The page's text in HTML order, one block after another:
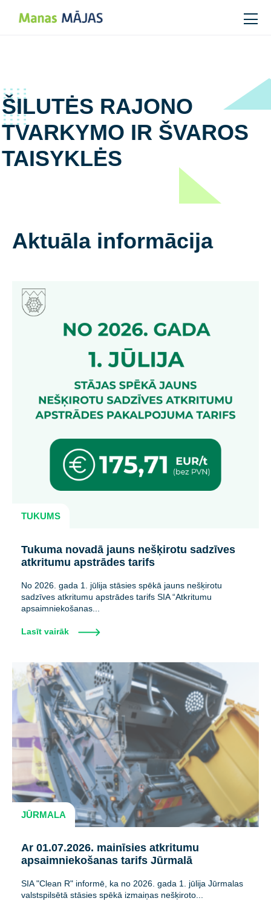
Main Navigation
ŠILUTĖS RAJONO
TVARKYMO IR ŠVAROS
TAISYKLĖS
Aktuāla informācija
TUKUMS
Tukuma novadā jauns nešķirotu sadzīves
atkritumu apstrādes tarifs
No 2026. gada 1. jūlija stāsies spēkā jauns nešķirotu
sadzīves atkritumu apstrādes tarifs SIA “Atkritumu
apsaimniekošanas...
Lasīt vairāk
JŪRMALA
Ar 01.07.2026. mainīsies atkritumu
apsaimniekošanas tarifs Jūrmalā
SIA "Clean R" informē, ka no 2026. gada 1. jūlija Jūrmalas
valstspilsētā stāsies spēkā izmaiņas nešķiroto...